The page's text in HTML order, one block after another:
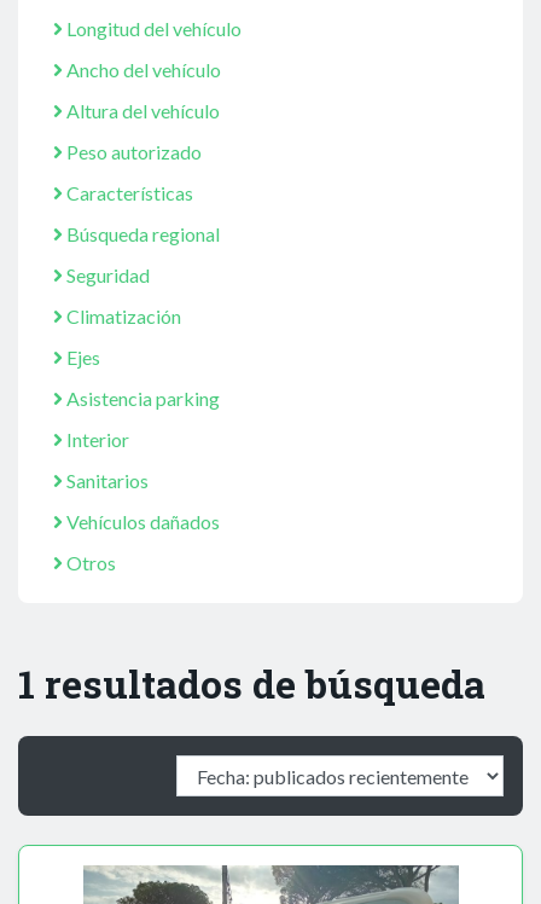
Longitud del vehículo
Ancho del vehículo
Altura del vehículo
Peso autorizado
Características
Búsqueda regional
Seguridad
Climatización
Ejes
Asistencia parking
Interior
Sanitarios
Vehículos dañados
Otros
1 resultados de búsqueda